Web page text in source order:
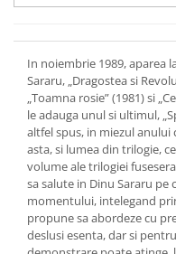
In noiembrie 1989, aparea
Sararu, „Dragostea si
„Toamna rosie” (1981) si
le adauga unul si ultimul,
altfel spus, in miezul
asta, si lumea din trilogie,
volume ale trilogiei
sa salute in Dinu Sararu
momentului, intelegand
propune sa abordeze cu
deslusi esenta, dar si